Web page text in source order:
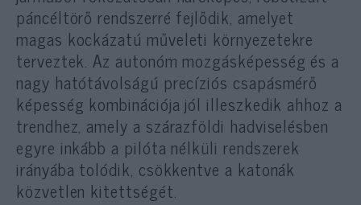
páncéltörő rendszerré fejlődik, amelyet
magas kockázatú műveleti környezetekre
terveztek. Az autonóm mozgásképesség és a
nagy hatótávolságú precíziós csapásmérő
képesség kombinációja jól illeszkedik ahhoz a
trendhez, amely a szárazföldi hadviselésben
egyre inkább a pilóta nélküli rendszerek
irányába tolódik, csökkentve a katonák
közvetlen kitettségét.